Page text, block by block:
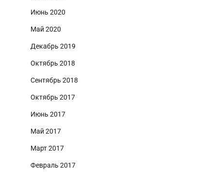
Июнь 2020
Май 2020
Декабрь 2019
Октябрь 2018
Сентябрь 2018
Октябрь 2017
Июнь 2017
Май 2017
Март 2017
Февраль 2017